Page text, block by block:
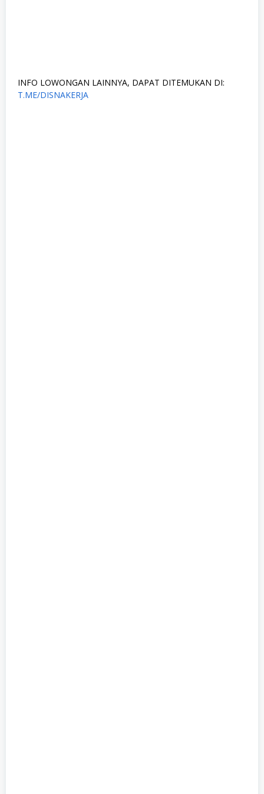
INFO LOWONGAN LAINNYA, DAPAT DITEMUKAN DI:
T.ME/DISNAKERJA